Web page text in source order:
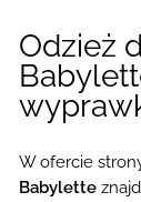
Odzież
W ofercie
Babylette